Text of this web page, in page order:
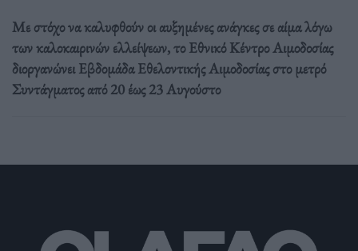
Με στόχο να καλυφθούν οι αυξημένες ανάγκες σε αίμα λόγω
των καλοκαιρινών ελλείψεων, το Εθνικό Κέντρο Αιμοδοσίας
διοργανώνει Εβδομάδα Εθελοντικής Αιμοδοσίας στο μετρό
Συντάγματος από 20 έως 23 Αυγούστο